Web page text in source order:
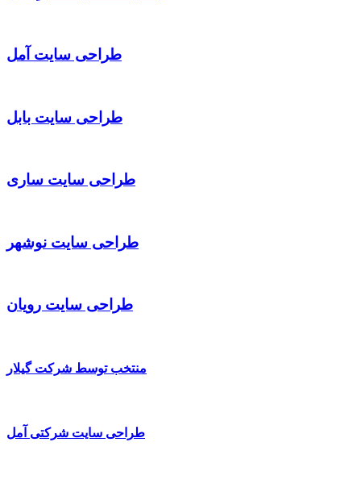
طراحی سایت آمل
طراحی سایت بابل
طراحی سایت ساری
طراحی سایت نوشهر
طراحی سایت رویان
منتخب توسط شرکت گیلار
طراحی سایت شرکتی آمل